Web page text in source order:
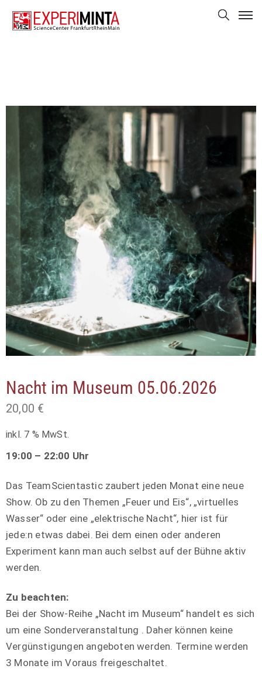
Nacht im Museum 05.06.2026
20,00 €
inkl. 7 % MwSt.
19:00 – 22:00 Uhr
Das TeamScientastic zaubert jeden Monat eine neue
Show. Ob zu den Themen „Feuer und Eis“, „virtuelles
Wasser“ oder eine „elektrische Nacht“, hier ist für
jede:n etwas dabei. Bei dem einen oder anderen
Experiment kann man auch selbst auf der Bühne aktiv
werden.
Zu beachten:
Bei der Show-Reihe „Nacht im Museum“ handelt es sich
um eine Sonderveranstaltung . Daher können keine
Vergünstigungen angeboten werden. Termine werden
3 Monate im Voraus freigeschaltet.